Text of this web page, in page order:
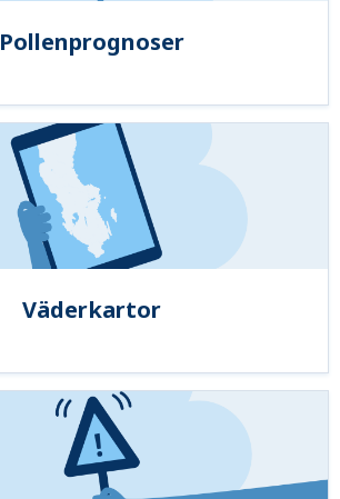
Pollenprognoser
Väderkartor